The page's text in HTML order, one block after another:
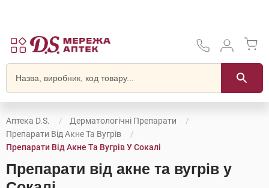
Аптека D.S.
Дерматологічні Препарати
Препарати Від Акне Та Вугрів
Препарати Від Акне Та Вугрів У Сокалі
Препарати від акне та вугрів у